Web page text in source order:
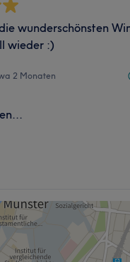
wunderschönsten
wieder :)
2 Monaten